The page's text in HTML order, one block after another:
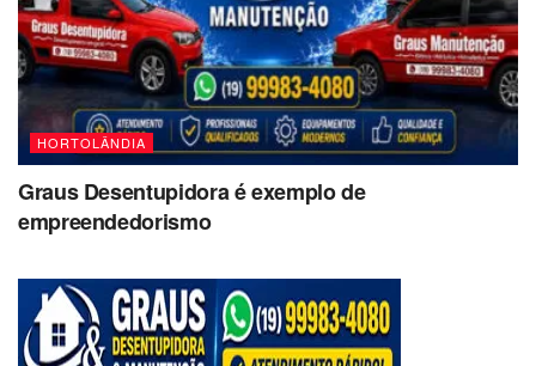
HORTOLÂNDIA
Graus Desentupidora é exemplo de
empreendedorismo